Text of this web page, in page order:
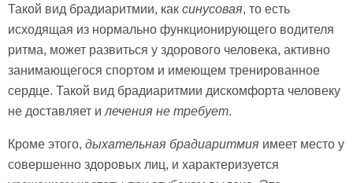
Такой вид брадиаритмии, как синусовая, то есть
исходящая из нормально функционирующего водителя
ритма, может развиться у здорового человека, активно
занимающегося спортом и имеющем тренированное
сердце. Такой вид брадиаритмии дискомфорта человеку
не доставляет и лечения не требует.
Кроме этого, дыхательная брадиаритмия имеет место у
совершенно здоровых лиц, и характеризуется